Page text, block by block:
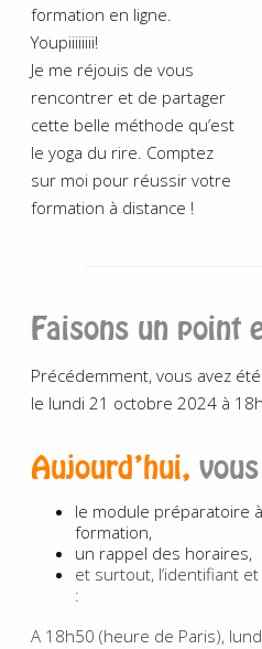
formation en ligne.
Youpiiiiiiii!
Je me réjouis de vous
rencontrer et de partager
cette belle méthode qu’est
le yoga du rire. Comptez
sur moi pour réussir votre
formation à distance !
Faisons un point
Précédemment, vous avez
le lundi 21 octobre 2024 à
Aujourd’hui,
le module préparatoire
formation,
un rappel des horaires,
et surtout, l’identifiant
:
A 18h50 (heure de Paris),